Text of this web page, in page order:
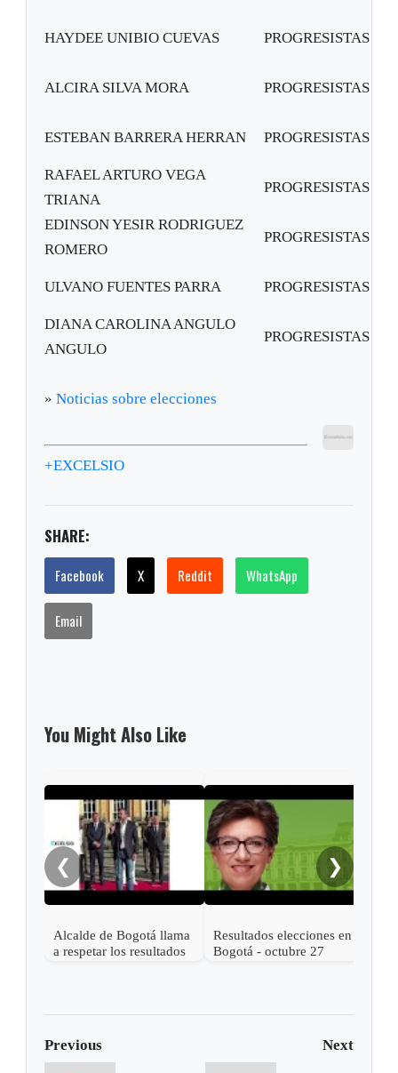
HAYDEE UNIBIO CUEVAS PROGRESISTAS
ALCIRA SILVA MORA PROGRESISTAS
ESTEBAN BARRERA HERRAN PROGRESISTAS
RAFAEL ARTURO VEGA
TRIANA
PROGRESISTAS
EDINSON YESIR RODRIGUEZ
ROMERO
PROGRESISTAS
ULVANO FUENTES PARRA PROGRESISTAS
DIANA CAROLINA ANGULO
ANGULO
PROGRESISTAS
»Noticias sobre elecciones
+EXCELSIO
SHARE:
Facebook X Reddit WhatsApp
Email
You Might Also Like
❮
Alcalde de Bogotá llama
a respetar los resultados
Resultados elecciones en
Bogotá - octubre 27
❯
Previous Next